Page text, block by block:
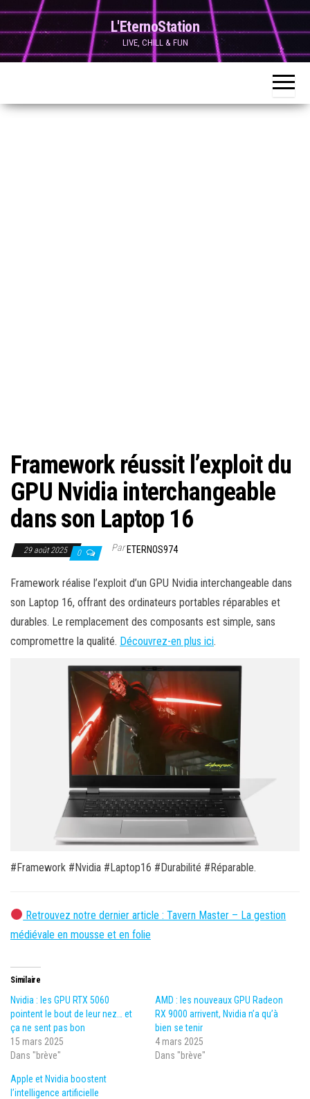
Skip
to
content
L'EternoStation
LIVE, CHILL & FUN
Framework réussit l’exploit du
GPU Nvidia interchangeable
dans son Laptop 16
29 août 2025 0 ParETERNOS974
Framework réalise l’exploit d’un GPU Nvidia interchangeable dans
son Laptop 16, offrant des ordinateurs portables réparables et
durables. Le remplacement des composants est simple, sans
compromettre la qualité. Découvrez-en plus ici.
#Framework #Nvidia #Laptop16 #Durabilité #Réparable.
Retrouvez notre dernier article : Tavern Master – La gestion
médiévale en mousse et en folie
Similaire
Nvidia : les GPU RTX 5060
pointent le bout de leur nez… et
ça ne sent pas bon
15 mars 2025
Dans "brève"
AMD : les nouveaux GPU Radeon
RX 9000 arrivent, Nvidia n’a qu’à
bien se tenir
4 mars 2025
Dans "brève"
Apple et Nvidia boostent
l’intelligence artificielle